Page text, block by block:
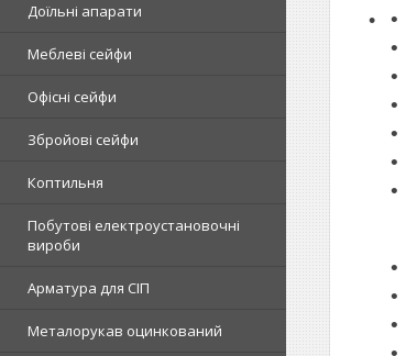
Доїльні апарати
Меблеві сейфи
Офісні сейфи
Збройові сейфи
Коптильня
Побутові електроустановочні
вироби
Арматура для СІП
Металорукав оцинкований